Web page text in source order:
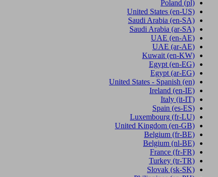
Poland (pl)
United States (en-US)
Saudi Arabia (en-SA)
Saudi Arabia (ar-SA)
UAE (en-AE)
UAE (ar-AE)
Kuwait (en-KW)
Egypt (en-EG)
Egypt (ar-EG)
United States - Spanish (en)
Ireland (en-IE)
Italy (it-IT)
Spain (es-ES)
Luxembourg (fr-LU)
United Kingdom (en-GB)
Belgium (fr-BE)
Belgium (nl-BE)
France (fr-FR)
Turkey (tr-TR)
Slovak (sk-SK)